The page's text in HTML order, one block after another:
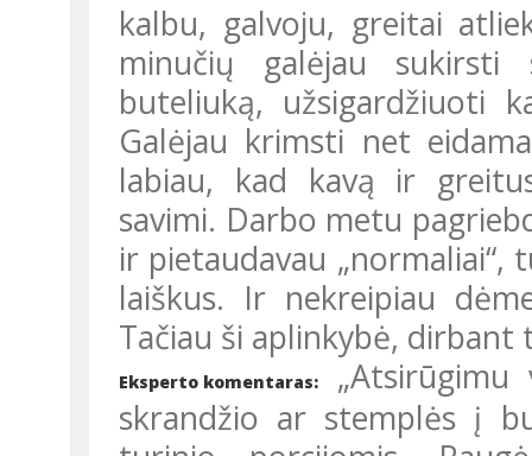
kalbu, galvoju, greitai
minučių galėjau sukirsti
buteliuką, užsigardžiuoti
Galėjau krimsti net
labiau, kad kavą ir
savimi. Darbo metu
ir pietaudavau
laiškus. Ir nekreipiau
Tačiau ši aplinkybė,
Eksperto komentaras:
skrandžio ar stemplės į